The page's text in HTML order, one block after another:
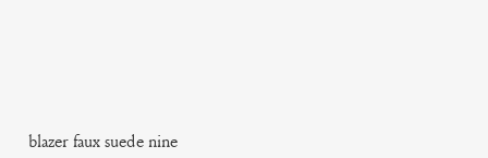
blazer faux suede nine